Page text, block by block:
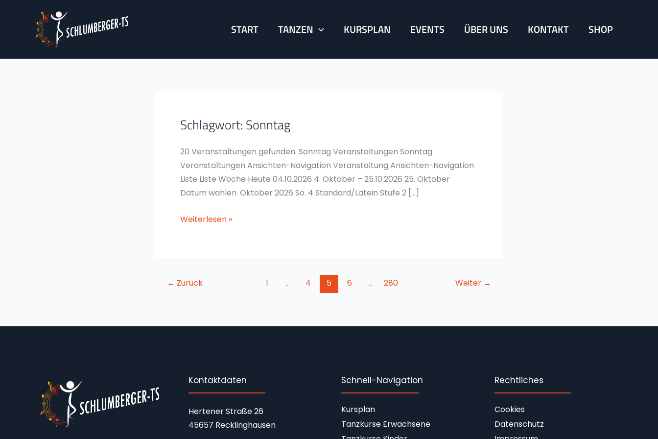
springen
START TANZEN KURSPLAN EVENTS ÜBER UNS KONTAKT SHOP
Schlagwort: Sonntag
20 Veranstaltungen gefunden. Sonntag Veranstaltungen Sonntag
Veranstaltungen Ansichten-Navigation Veranstaltung Ansichten-Navigation
Liste Liste Woche Heute 04.10.2026 4. Oktober – 25.10.2026 25. Oktober
Datum wählen. Oktober 2026 So. 4 Standard/Latein Stufe 2 […]
Standard/Latein
2
Weiterlesen »
← Zurück 1 … 4 5 6 … 280 Weiter →
Kontaktdaten
Hertener Straße 26
45657 Recklinghausen
Schnell-Navigation
Kursplan
Tanzkurse Erwachsene
Rechtliches
Cookies
Datenschutz